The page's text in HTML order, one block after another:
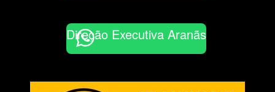
Direção Executiva Aranãs